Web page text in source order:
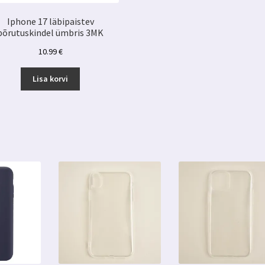
Iphone 17 läbipaistev
ümbris 3MK
10.99€
Lisa korvi